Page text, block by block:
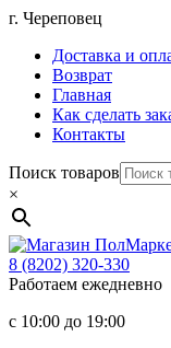
Перейти
содержимому
г. Череповец
Доставка и
Возврат
Главная
Как сделать
Контакты
Поиск товаров
×
8 (8202) 320-330
Работаем ежедневно
с 10:00 до 19:00